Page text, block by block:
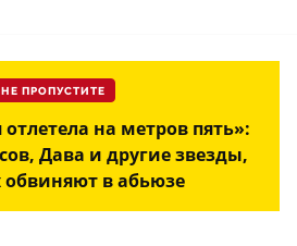
НЕ ПРОПУСТИТЕ
на метров пять»:
Дава и другие звезды,
обвиняют в абьюзе